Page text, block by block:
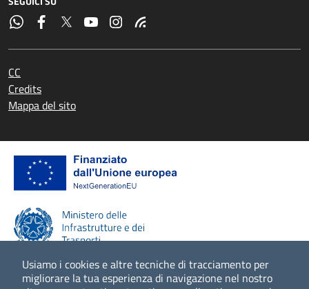
Usiamo i cookies e altre tecniche di tracciamento per
migliorare la tua esperienza di navigazione nel nostro
CC
Credits
Mappa del sito